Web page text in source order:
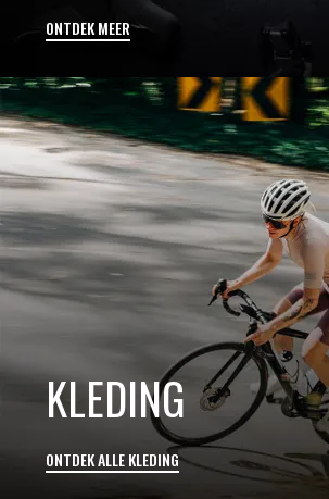
ONTDEK MEER
ONTDEK ALLE KLEDING
KLEDING